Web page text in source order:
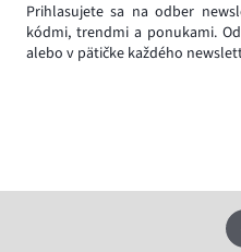
Prihlasujete sa na odber
kódmi, trendmi a ponukami.
alebo v pätičke každého